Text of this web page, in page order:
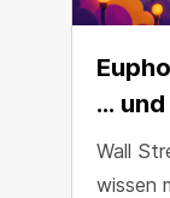
… und
Wall
wissen